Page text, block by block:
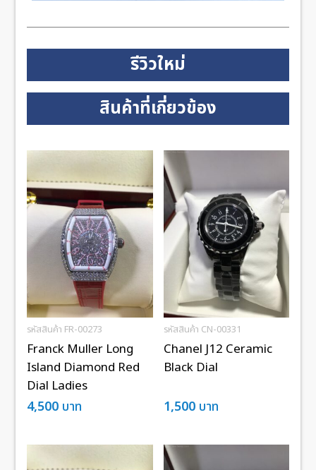
รีวิวใหม่
สินค้าที่เกี่ยวข้อง
รหัสสินค้า FR-00273
Franck Muller Long
Island Diamond Red
Dial Ladies
4,500 บาท
รหัสสินค้า CN-00331
Chanel J12 Ceramic
Black Dial
1,500 บาท